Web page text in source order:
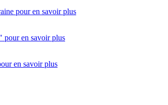
pour en savoir plus
pour en savoir plus
en savoir plus